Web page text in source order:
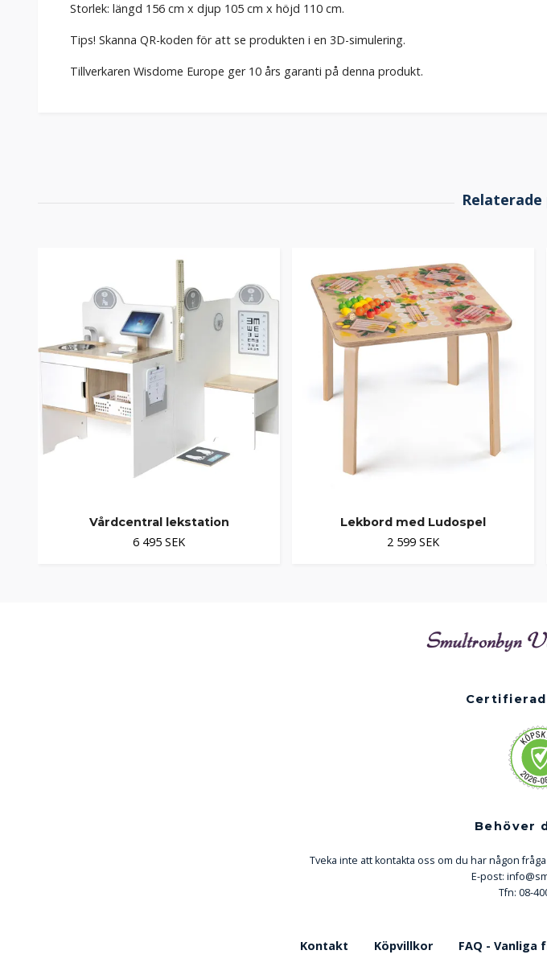
Storlek: längd 156 cm x djup 105 cm x höjd 110 cm.
Tips! Skanna QR-koden för att se produkten i en 3D-simulering.
Tillverkaren Wisdome Europe ger 10 års garanti på denna produkt.
Vårdcentral lekstation
6 495 SEK
Lekbord med Ludospel
2 599 SEK
Behöver
Tveka inte att kontakta oss om du har någon
E-post:
Tfn: 08-
Kontakt Köpvillkor FAQ - Vanliga